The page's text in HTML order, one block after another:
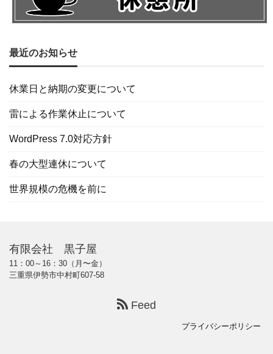
最近のお知らせ
休業日と納期の変更について
雷による作業休止について
WordPress 7.0対応方針
春の大型連休について
世界規模の危機を前に
有限会社 黒子屋
11：00～16：30（月〜金）
三重県伊勢市中村町607-58
Feed
プライバシーポリシー